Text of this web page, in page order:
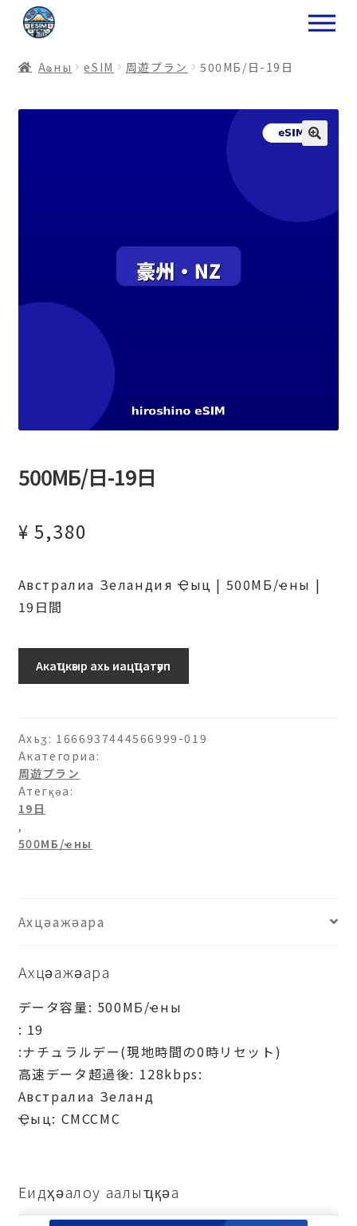
ナ
ビ
ー
ョ
コ
ン
ン
ス
Аҩны еSIM 周遊プラン 500МБ/日-19日
500МБ/日-19日
¥ 5,380
Австралиа Зеландия Ҿыц | 500МБ/ҽны |
19日間
日-19
Акаҵкәыр ахь иацҵатәуп
Ахьӡ: 1666937444566999-019
Акатегориа:
周遊プラン
Атегқәа:
19日
,
500МБ/ҽны
Ахцәажәара
Ахцәажәара
データ容量: 500МБ/ҽны
: 19
:ナチュラルデー(現地時間の0時リセット)
高速データ超過後: 128kbps:
Австралиа Зеланд
Ҿыц: СМССМС
Еидҳәалоу аалыҵқәа